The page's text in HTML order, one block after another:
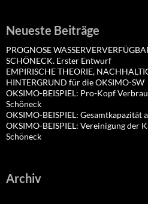
Neueste Beiträge
PROGNOSE
SCHÖNECK. Erster Entwurf
EMPIRISCHE THEORIE,
HINTERGRUND für die OKSIMO-SW
OKSIMO-BEISPIEL: Pro-Kopf
Schöneck
OKSIMO-BEISPIEL:
OKSIMO-BEISPIEL: Vereinigung der
Schöneck
Archiv